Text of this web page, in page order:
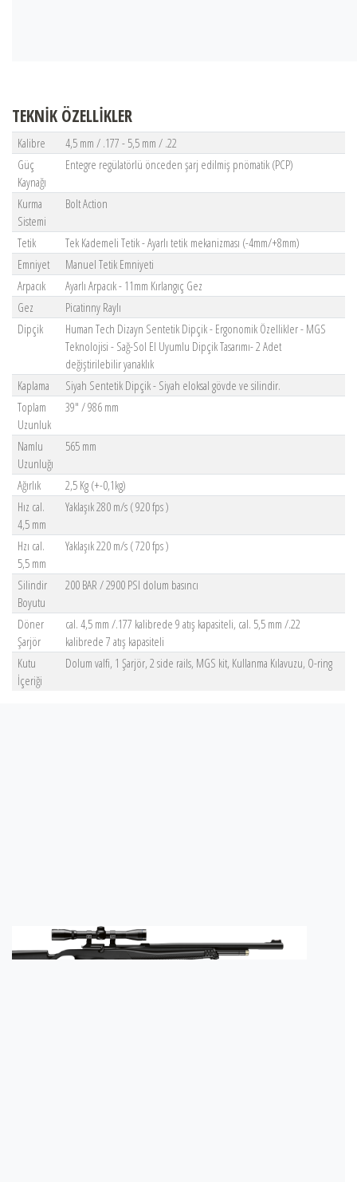
TEKNİK ÖZELLİKLER
Kalibre
4,5 mm / .177 - 5,5 mm / .22
Güç
Kaynağı
Entegre regülatörlü önceden şarj edilmiş pnömatik (PCP)
Kurma
Sistemi
Bolt Action
Tetik
Tek Kademeli Tetik - Ayarlı tetik mekanizması (-4mm/+8mm)
Emniyet
Manuel Tetik Emniyeti
Arpacık
Ayarlı Arpacık - 11mm Kırlangıç Gez
Gez
Picatinny Raylı
Dipçik
Human Tech Dizayn Sentetik Dipçik - Ergonomik Özellikler - MGS
Teknolojisi - Sağ-Sol El Uyumlu Dipçik Tasarımı- 2 Adet
değiştirilebilir yanaklık
Kaplama
Siyah Sentetik Dipçik - Siyah eloksal gövde ve silindir.
Toplam
Uzunluk
39" / 986 mm
Namlu
Uzunluğı
565 mm
Ağırlık
2,5 Kg (+-0,1kg)
Hız cal.
4,5 mm
Yaklaşık 280 m/s ( 920 fps )
Hzı cal.
5,5 mm
Yaklaşık 220 m/s ( 720 fps )
Silindir
Boyutu
200 BAR / 2900 PSI dolum basıncı
Döner
Şarjör
cal. 4,5 mm /.177 kalibrede 9 atış kapasiteli, cal. 5,5 mm /.22
kalibrede 7 atış kapasiteli
Kutu
İçeriği
Dolum valfi, 1 Şarjör, 2 side rails, MGS kit, Kullanma Kılavuzu, O-ring